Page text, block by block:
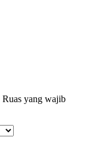
Ruas yang wajib